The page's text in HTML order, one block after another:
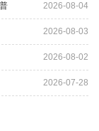
2026-08-04
2026-08-03
2026-08-02
2026-07-28